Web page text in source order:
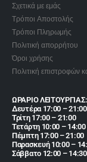
Σχετικά με εμάς
Τρόποι Αποστολής
Τρόποι Πληρωμής
Πολιτική απορρήτου
Όροι χρήσης
Πολιτική επιστροφών
ΩΡΑΡΙΟ ΛΕΙΤΟΥΡΓΙΑΣ:
Δευτέρα 17:00 – 21:00
Τρίτη 17:00 – 21:00
Τετάρτη 10:00 –
Πέμπτη 17:00 – 21:00
Παρασκευή 10:00 –
Σάββατο 12:00 – 14:30